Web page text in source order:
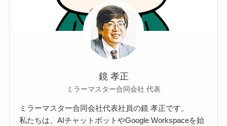
鏡 孝正
ミラーマスター合同会社 代表
ミラーマスター合同会社代表社員の鏡 孝正です。
私たちは、AIチャットボットやGoogle Workspaceを始